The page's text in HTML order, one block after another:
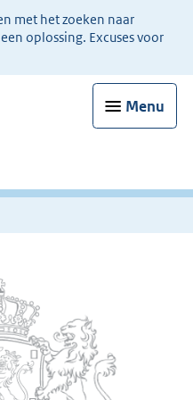
met het zoeken naar
oplossing. Excuses voor
Menu